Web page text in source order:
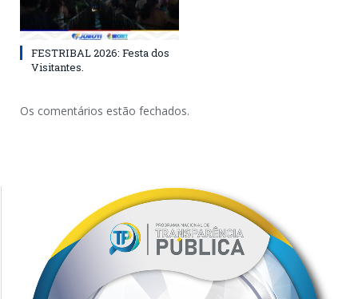
FESTRIBAL 2026: Festa dos
Visitantes.
Os comentários estão fechados.